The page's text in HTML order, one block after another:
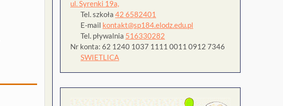
ul. Syrenki 19a,
Tel. szkoła 42 6582401
E-mail kontakt@sp184.elodz.edu.pl
Tel. pływalnia 516330282
Nr konta: 62 1240 1037 1111 0011 0912 7346
SWIETLICA